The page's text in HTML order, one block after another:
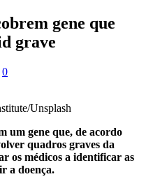
gene que
grave
0
Unsplash
um gene que, de acordo
quadros graves da
os médicos a identificar as
a doença.